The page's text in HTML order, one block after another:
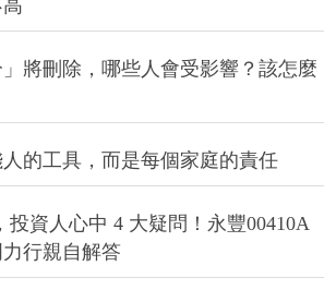
」將刪除，哪些人會受影響？該怎麼
的工具，而是每個家庭的責任
投資人心中 4 大疑問！永豐00410A
行親自解答